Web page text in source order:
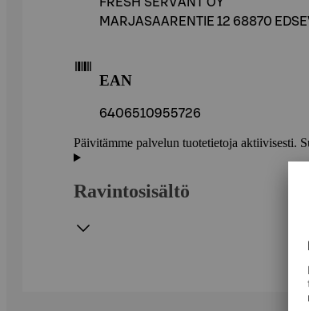
MARJASAARENTIE 12 68870
EAN
6406510955726
Päivitämme palvelun tuotetietoja aktiivisesti.
Ravintosisältö